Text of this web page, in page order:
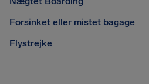
Forsinket eller mistet bagage
Flystrejke